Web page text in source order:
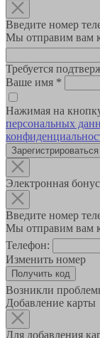
Введите номер
Мы отправим вам
Требуется
Ваше имя *
Нажимая на
персональных
Зарегистрироваться
Электронная
Введите номер
Мы отправим вам
Телефон:
Изменить номер
Возникли
Добавление карты
Для добавления